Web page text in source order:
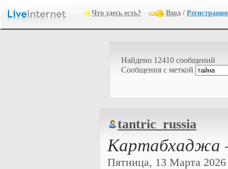
Что здесь есть? Вход / Регистрация
Найдено 12410 сообщений
Cообщения с меткой
tantric_russia
Картабхаджа
Пятница, 13 Марта 2026